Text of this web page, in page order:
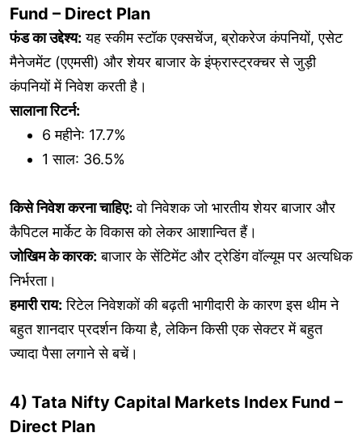
Fund – Direct Plan
फंड का उद्देश्य: यह स्कीम स्टॉक एक्सचेंज, ब्रोकरेज कंपनियों, एसेट
मैनेजमेंट (एएमसी) और शेयर बाजार के इंफ्रास्ट्रक्चर से जुड़ी
कंपनियों में निवेश करती है।
सालाना रिटर्न:
6 महीने: 17.7%
1 साल: 36.5%
किसे निवेश करना चाहिए: वो निवेशक जो भारतीय शेयर बाजार और
कैपिटल मार्केट के विकास को लेकर आशान्वित हैं।
जोखिम के कारक: बाजार के सेंटिमेंट और ट्रेडिंग वॉल्यूम पर अत्यधिक
निर्भरता।
हमारी राय: रिटेल निवेशकों की बढ़ती भागीदारी के कारण इस थीम ने
बहुत शानदार प्रदर्शन किया है, लेकिन किसी एक सेक्टर में बहुत
ज्यादा पैसा लगाने से बचें।
4) Tata Nifty Capital Markets Index Fund –
Direct Plan